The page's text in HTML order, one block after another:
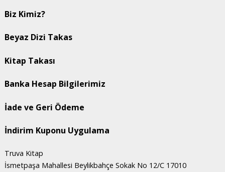
Biz Kimiz?
Beyaz Dizi Takas
Kitap Takası
Banka Hesap Bilgilerimiz
İade ve Geri Ödeme
İndirim Kuponu Uygulama
Truva Kitap
İsmetpaşa Mahallesi Beylikbahçe Sokak No 12/C 17010